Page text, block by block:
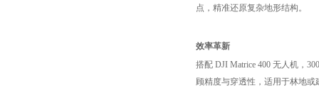
点，精准还原复杂地形结构。
效率革新
搭配 DJI Matrice 400 无人机，
顾精度与穿透性，适用于林地或